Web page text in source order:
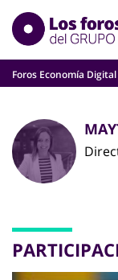
Skip
content
Foros Economía Digital